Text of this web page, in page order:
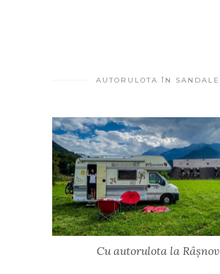
AUTORULOTA ÎN SANDALE
Cu autorulota la Râșnov